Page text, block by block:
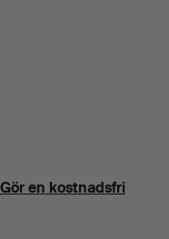
en kostnadsfri